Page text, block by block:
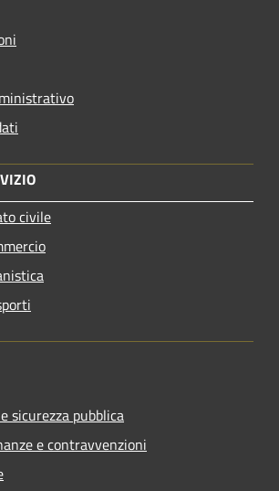
civile
sicurezza pubblica
e contravvenzioni